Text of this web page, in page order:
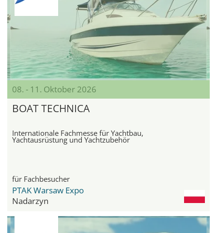
08. - 11. Oktober 2026
BOAT TECHNICA
Internationale Fachmesse für Yachtbau,
Yachtausrüstung und Yachtzubehör
für Fachbesucher
PTAK Warsaw Expo
Nadarzyn